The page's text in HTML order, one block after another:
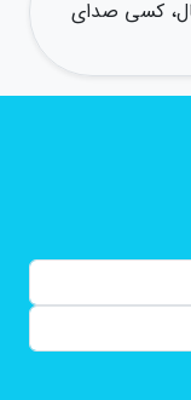
کسی صدای